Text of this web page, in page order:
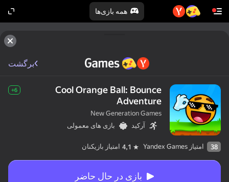
همه بازی‌ها
برگشت
Cool Orange Ball: Bounce
Adventure
6+
New Generation Games
آرکید
بازی های معمولی
38 امتیاز Yandex Games 4,1 امتیاز بازیکنان
بازی در حال حاضر